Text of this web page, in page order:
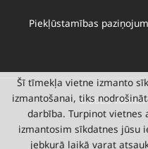
Piekļūstamības
© 2026
Šī tīmekļa vietne izmanto
izmantošanai, tiks
darbība. Turpinot vietnes
izmantosim sīkdatnes jūsu
jebkurā laikā varat